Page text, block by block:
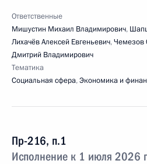
Ответственные
Мишустин Михаил Владимирович,
Лихачёв Алексей Евгеньевич,Чемезов
Дмитрий Владимирович
Тематика
Социальная сфера,Экономика и
Пр-216, п.1
Исполнение к 1 июля 2026